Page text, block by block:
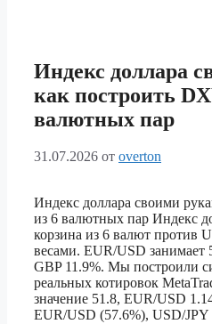
Индекс доллара
как построить
валютных пар
31.07.2026 от overton
Индекс доллара своими
из 6 валютных пар Индекс
корзина из 6 валют против
весами. EUR/USD занимает
GBP 11.9%. Мы построили
реальных котировок
значение 51.8, EUR/USD
EUR/USD (57.6%), USD/